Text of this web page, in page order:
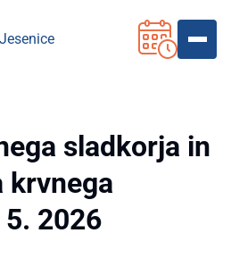
sladkorja in
krvnega
2026